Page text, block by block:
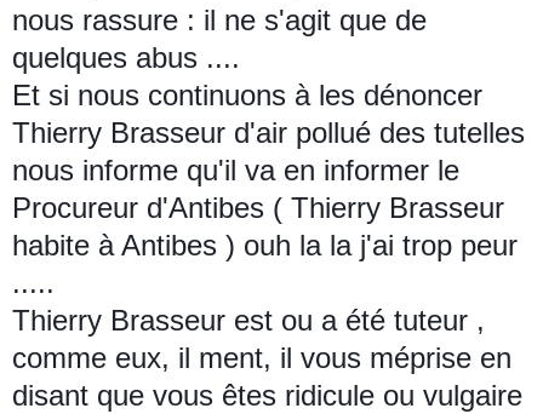
nous rassure : il ne s'agit que de
quelques abus ....
Et si nous continuons à les dénoncer
Thierry Brasseur d'air pollué des tutelles
nous informe qu'il va en informer le
Procureur d'Antibes ( Thierry Brasseur
habite à Antibes ) ouh la la j'ai trop peur
.....
Thierry Brasseur est ou a été tuteur ,
comme eux, il ment, il vous méprise en
disant que vous êtes ridicule ou vulgaire